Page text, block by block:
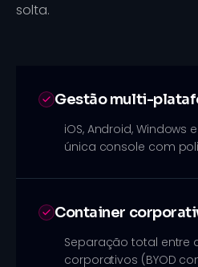
solta.
Gestão multi-
iOS, Android, Windows
única console com
Container
Separação total entre
corporativos (BYOD